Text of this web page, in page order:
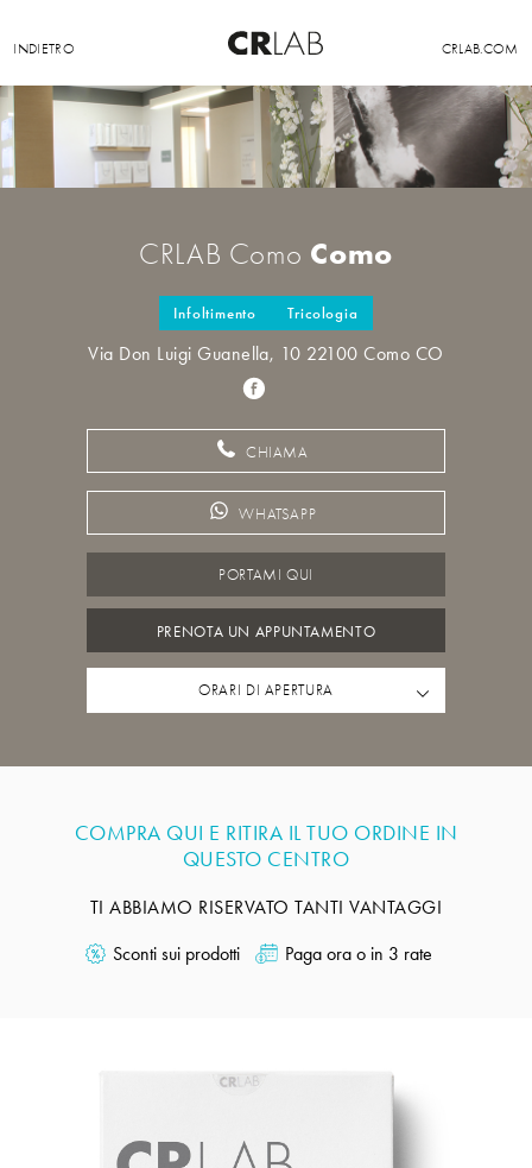
INDIETRO CRLAB.COM
CRLAB Como Como
Infoltimento Tricologia
Via Don Luigi Guanella, 10 22100 Como CO
CHIAMA
WHATSAPP
PORTAMI QUI
PRENOTA UN APPUNTAMENTO
ORARI DI APERTURA
COMPRA QUI E RITIRA IL TUO ORDINE IN
QUESTO CENTRO
TI ABBIAMO RISERVATO TANTI VANTAGGI
Sconti sui prodotti Paga ora o in 3 rate